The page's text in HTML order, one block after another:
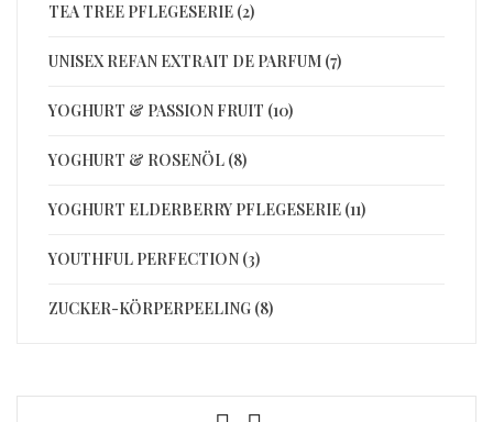
TEA TREE PFLEGESERIE (2)
UNISEX REFAN EXTRAIT DE PARFUM (7)
YOGHURT & PASSION FRUIT (10)
YOGHURT & ROSENÖL (8)
YOGHURT ELDERBERRY PFLEGESERIE (11)
YOUTHFUL PERFECTION (3)
ZUCKER-KÖRPERPEELING (8)